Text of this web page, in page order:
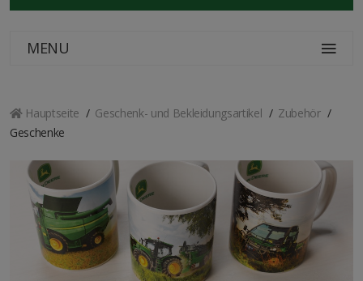
MENU
Hauptseite Geschenk- und Bekleidungsartikel
Zubehör
Geschenke